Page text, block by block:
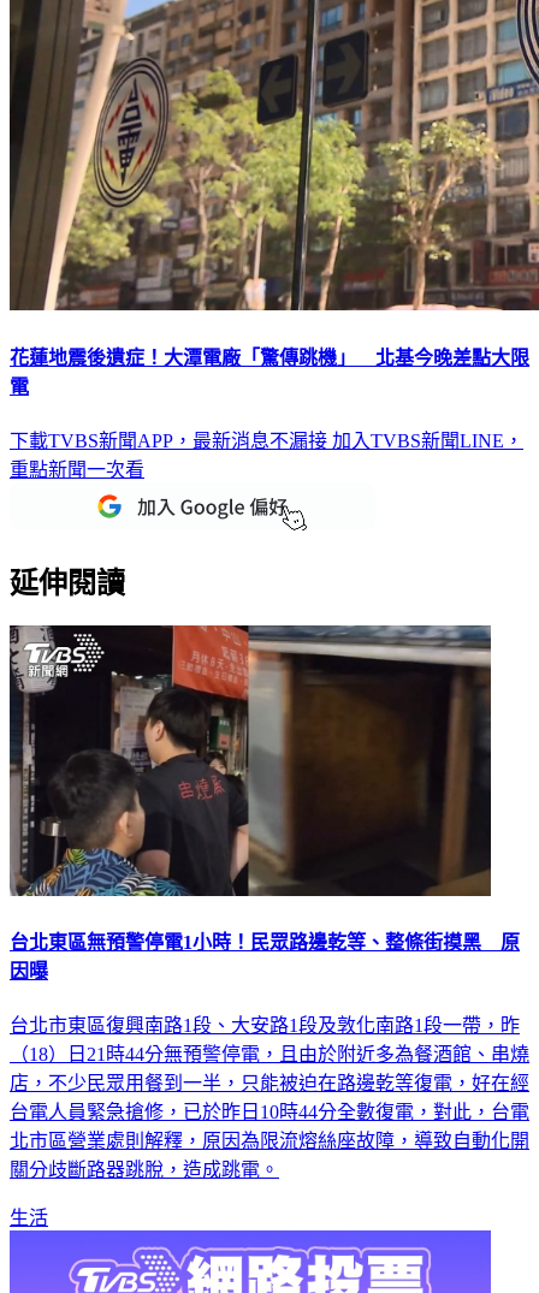
花蓮地震後遺症！大潭電廠「驚傳跳機」 北基今晚差點大限
電
下載TVBS新聞APP，最新消息不漏接 加入TVBS新聞LINE，
重點新聞一次看
延伸閱讀
台北東區無預警停電1小時！民眾路邊乾等、整條街摸黑 原
因曝
台北市東區復興南路1段、大安路1段及敦化南路1段一帶，昨
（18）日21時44分無預警停電，且由於附近多為餐酒館、串燒
店，不少民眾用餐到一半，只能被迫在路邊乾等復電，好在經
台電人員緊急搶修，已於昨日10時44分全數復電，對此，台電
北市區營業處則解釋，原因為限流熔絲座故障，導致自動化開
關分歧斷路器跳脫，造成跳電。
生活